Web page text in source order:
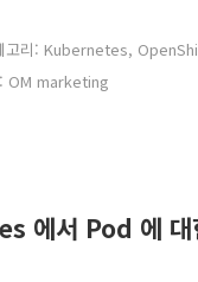
고리: Kubernetes,
OM marketing
에서 Pod 에 대